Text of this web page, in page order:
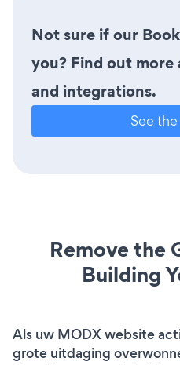
Not sure if our
you? Find out
and integrations.
See
Remove the
Building
Als uw MODX website
grote uitdaging